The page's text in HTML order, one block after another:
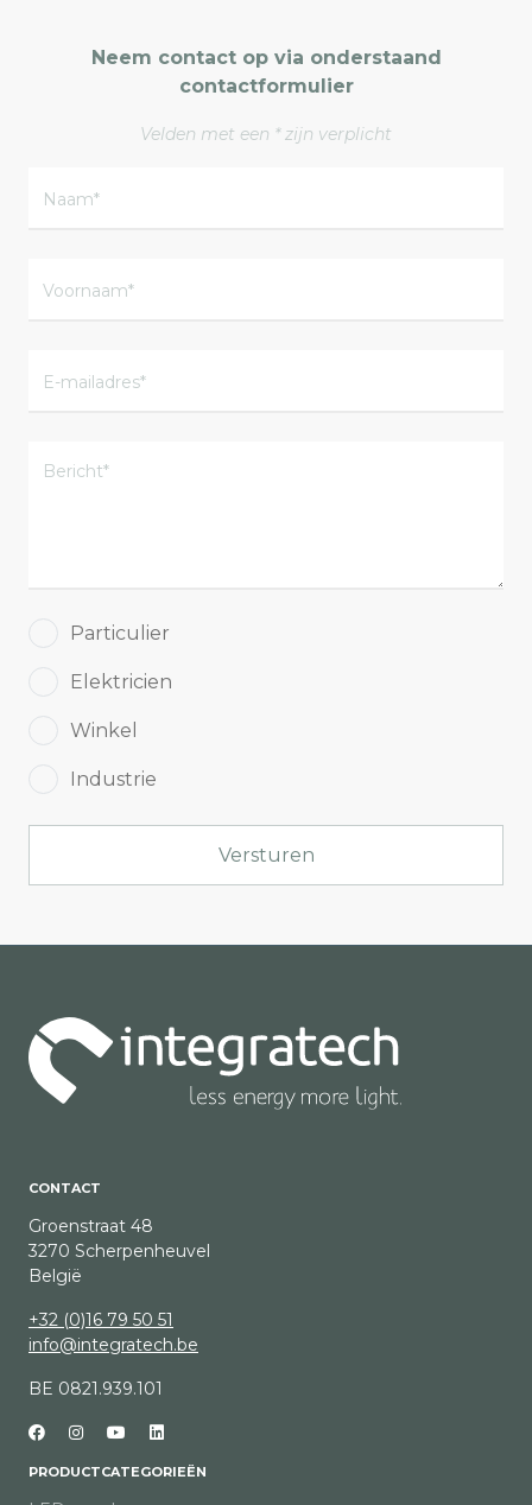
Neem contact op via onderstaand
contactformulier
Velden met een * zijn verplicht
Particulier
Elektricien
Winkel
Industrie
Versturen
CONTACT
Groenstraat 48
3270 Scherpenheuvel
België
+32 (0)16 79 50 51
info@integratech.be
BE 0821.939.101
PRODUCTCATEGORIEËN